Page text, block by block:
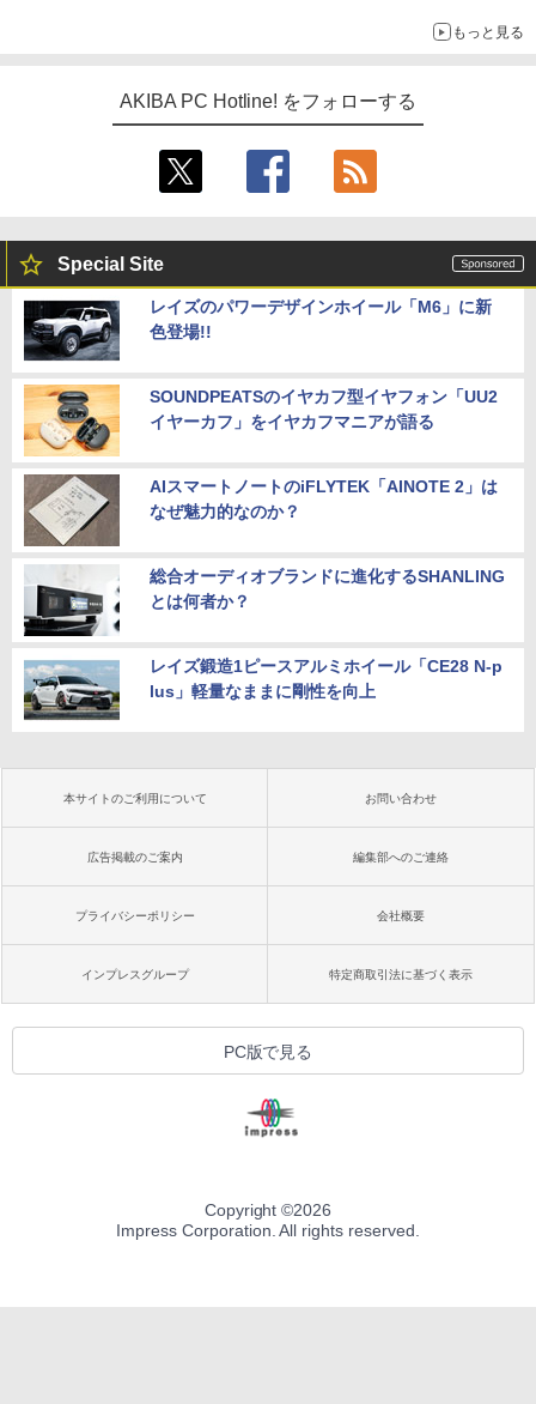
もっと見る
AKIBA PC Hotline! をフォローする
Special Site
レイズのパワーデザインホイール「M6」に新
色登場!!
SOUNDPEATSのイヤカフ型イヤフォン「UU2
イヤーカフ」をイヤカフマニアが語る
AIスマートノートのiFLYTEK「AINOTE 2」は
なぜ魅力的なのか？
総合オーディオブランドに進化するSHANLING
とは何者か？
レイズ鍛造1ピースアルミホイール「CE28 N-p
lus」軽量なままに剛性を向上
本サイトのご利用について お問い合わせ
広告掲載のご案内 編集部へのご連絡
プライバシーポリシー 会社概要
インプレスグループ 特定商取引法に基づく表示
PC版で見る
Copyright ©2026
Impress Corporation. All rights reserved.